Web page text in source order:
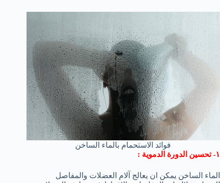
فوائد الاستحمام بالماء الساخن
١- تحسين الدورة الدموية :
الماء الساخن يمكن ان يعالج آلام العضلات والمفاصل